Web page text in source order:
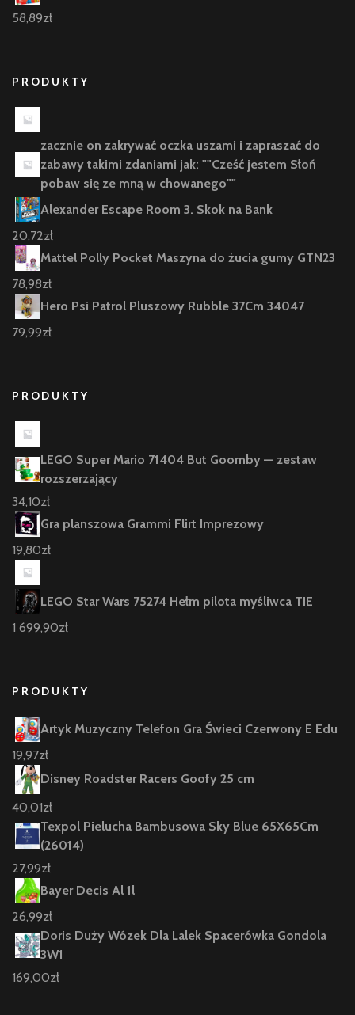
58,89zł
PRODUKTY
zacznie on zakrywać oczka uszami i zapraszać do
zabawy takimi zdaniami jak: ""Cześć jestem Słoń
pobaw się ze mną w chowanego""
Alexander Escape Room 3. Skok na Bank
20,72zł
Mattel Polly Pocket Maszyna do żucia gumy GTN23
78,98zł
Hero Psi Patrol Pluszowy Rubble 37Cm 34047
79,99zł
PRODUKTY
LEGO Super Mario 71404 But Goomby — zestaw
rozszerzający
34,10zł
Gra planszowa Grammi Flirt Imprezowy
19,80zł
LEGO Star Wars 75274 Hełm pilota myśliwca TIE
1 699,90zł
PRODUKTY
Artyk Muzyczny Telefon Gra Świeci Czerwony E Edu
19,97zł
Disney Roadster Racers Goofy 25 cm
40,01zł
Texpol Pielucha Bambusowa Sky Blue 65X65Cm
(26014)
27,99zł
Bayer Decis Al 1l
26,99zł
Doris Duży Wózek Dla Lalek Spacerówka Gondola
3W1
169,00zł